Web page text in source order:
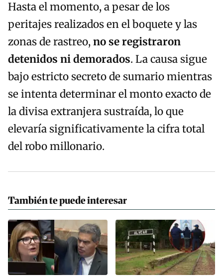
Hasta el momento, a pesar de los
peritajes realizados en el boquete y las
zonas de rastreo,no se registraron
detenidos ni demorados. La causa sigue
bajo estricto secreto de sumario mientras
se intenta determinar el monto exacto de
la divisa extranjera sustraída, lo que
elevaría significativamente la cifra total
del robo millonario.
También te puede interesar